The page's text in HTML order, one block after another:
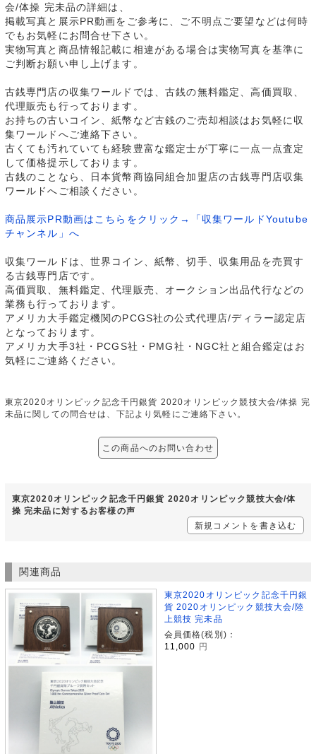
会/体操 完未品の詳細は、
掲載写真と展示PR動画をご参考に、ご不明点ご要望などは何時
でもお気軽にお問合せ下さい。
実物写真と商品情報記載に相違がある場合は実物写真を基準に
ご判断お願い申し上げます。
古銭専門店の収集ワールドでは、古銭の無料鑑定、高価買取、
代理販売も行っております。
お持ちの古いコイン、紙幣など古銭のご売却相談はお気軽に収
集ワールドへご連絡下さい。
古くても汚れていても経験豊富な鑑定士が丁寧に一点一点査定
して価格提示しております。
古銭のことなら、日本貨幣商協同組合加盟店の古銭専門店収集
ワールドへご相談ください。
商品展示PR動画はこちらをクリック→「収集ワールドYoutube
チャンネル」へ
収集ワールドは、世界コイン、紙幣、切手、収集用品を売買す
る古銭専門店です。
高価買取、無料鑑定、代理販売、オークション出品代行などの
業務も行っております。
アメリカ大手鑑定機関のPCGS社の公式代理店/ディラー認定店
となっております。
アメリカ大手3社・PCGS社・PMG社・NGC社と組合鑑定はお
気軽にご連絡ください。
東京2020オリンピック記念千円銀貨 2020オリンピック競技大会/体操 完
未品に関しての問合せは、下記より気軽にご連絡下さい。
この商品へのお問い合わせ
東京2020オリンピック記念千円銀貨 2020オリンピック競技大会/体
操 完未品に対するお客様の声
新規コメントを書き込む
関連商品
東京2020オリンピック記念千円銀
貨 2020オリンピック競技大会/陸
上競技 完未品
会員価格(税別)：
11,000
円